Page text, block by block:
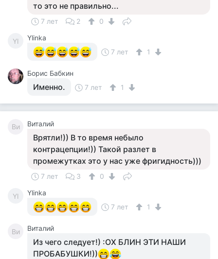
то это не правильно...
7 лет 2 0
Yl
Ylinka
7 лет
1
Борис Бабкин
Именно. 7 лет 1
Ви Виталий
Врятли!)) В то время небыло
контрацепции!)) Такой разлет в
промежутках это у нас уже фригидность)))
7 лет 3 0
Yl
Ylinka
7 лет
1
Ви Виталий
Из чего следует!) :ОХ БЛИН ЭТИ НАШИ
ПРОБАБУШКИ!))